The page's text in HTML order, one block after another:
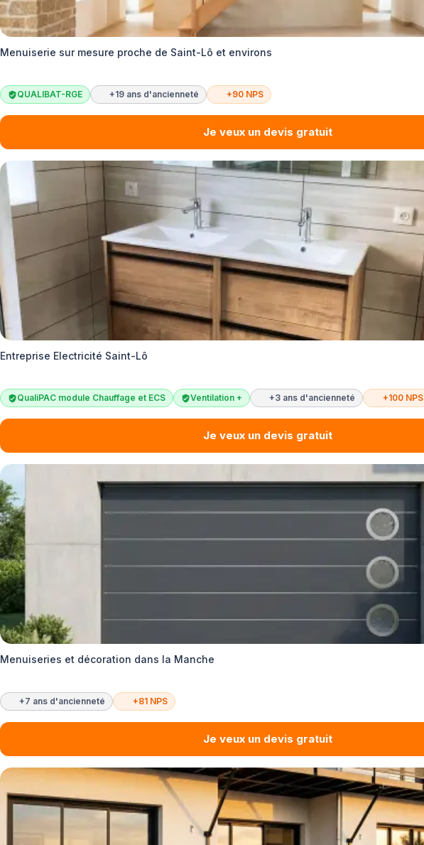
Menuiserie sur mesure proche de Saint-Lô et environs
QUALIBAT-RGE +19 ans d'ancienneté +90 NPS
Je veux un devis gratuit
Entreprise Electricité Saint-Lô
QualiPAC module Chauffage et ECS Ventilation + +3 ans d'ancienneté +100 NPS
Je veux un devis gratuit
Menuiseries et décoration dans la Manche
+7 ans d'ancienneté +81 NPS
Je veux un devis gratuit